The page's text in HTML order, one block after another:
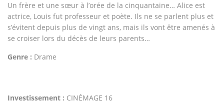
Un frère et une sœur à l’orée de la cinquantaine… Alice est
actrice, Louis fut professeur et poète. Ils ne se parlent plus et
s’évitent depuis plus de vingt ans, mais ils vont être amenés à
se croiser lors du décès de leurs parents…
Genre : Drame
Investissement : CINÉMAGE 16